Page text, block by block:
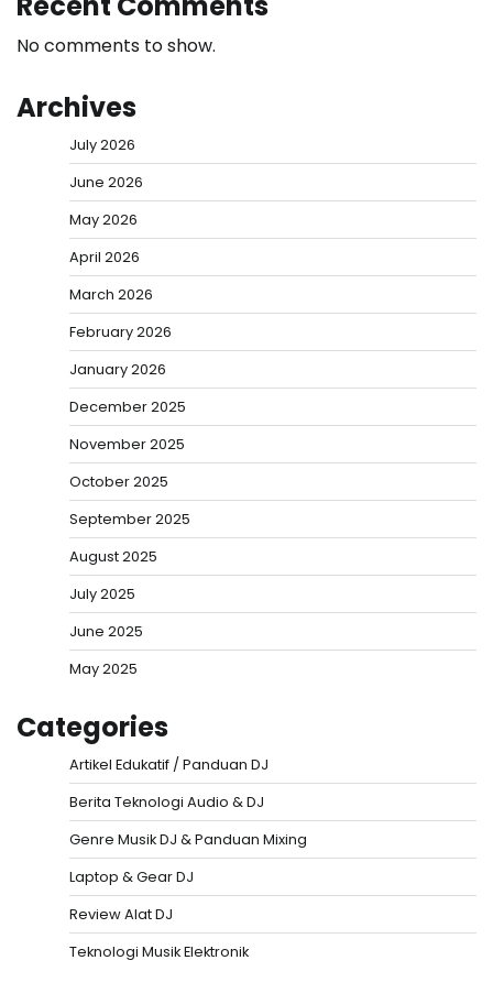
No comments to show.
Archives
July 2026
June 2026
May 2026
April 2026
March 2026
February 2026
January 2026
December 2025
November 2025
October 2025
September 2025
August 2025
July 2025
June 2025
May 2025
Categories
Artikel Edukatif / Panduan DJ
Berita Teknologi Audio & DJ
Genre Musik DJ & Panduan Mixing
Laptop & Gear DJ
Review Alat DJ
Teknologi Musik Elektronik